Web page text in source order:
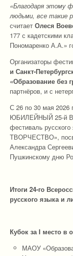
«Благодаря этому
людьми, все такие
считает Олеся
177 с кадетскими
Пономаренко А.А.»
Организаторы
и Санкт-
«Образование без
партнёров, и с
С 26 по 30 мая 2026
ЮБИЛЕЙНЫЙ 25-й
фестиваль
ТВОРЧЕСТВО»,
Александра
Пушкинскому дню
Итоги 24-го
русского языка и
Кубок за I место в
МАОУ